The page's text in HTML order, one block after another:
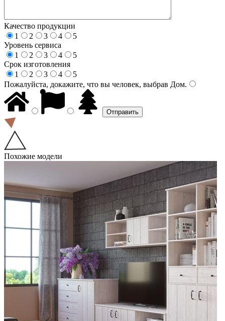
Качество продукции
1
2 3 4
5
Уровень сервиса
1
2 3 4
5
Срок изготовления
1
2 3 4
5
Пожалуйста, докажите, что вы человек, выбрав Дом.
Похожие модели